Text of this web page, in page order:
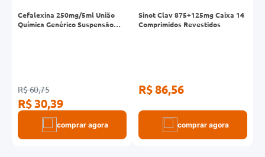
Cefalexina 250mg/5ml União
Química Genérico Suspensão
R$ 60,75
R$ 30,39
comprar agora
Sinot Clav 875+125mg Caixa 14
Comprimidos Revestidos
R$ 86,56
comprar agora